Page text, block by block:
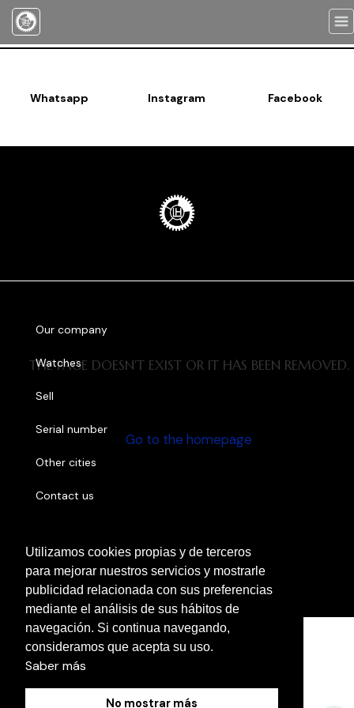
Utilizamos cookies propias y de terceros
para mejorar nuestros servicios y mostrarle
publicidad relacionada con sus preferencias
mediante el análisis de sus hábitos de
navegación. Si continua navegando,
consideramos que acepta su uso.
Saber más
No mostrar más
THE PAGE DOESN'T EXIST OR IT HAS BEEN REMOVED.
Go to the homepage
Whatsapp Instagram Facebook
Our company
Watches
Sell
Serial number
Other cities
Contact us
Cookies Policy
Legal Notice
Privacy Policy